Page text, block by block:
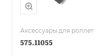
Аксессуары для роллет
575.11055